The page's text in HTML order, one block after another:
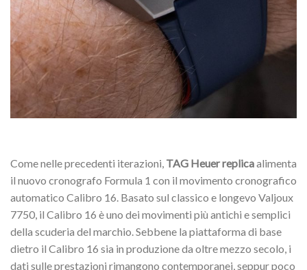
Come nelle precedenti iterazioni, TAG Heuer replicaalimenta
il nuovo cronografo Formula 1 con il movimento cronografico
automatico Calibro 16. Basato sul classico e longevo Valjoux
7750, il Calibro 16 è uno dei movimenti più antichi e semplici
della scuderia del marchio. Sebbene la piattaforma di base
dietro il Calibro 16 sia in produzione da oltre mezzo secolo, i
dati sulle prestazioni rimangono contemporanei, seppur poco